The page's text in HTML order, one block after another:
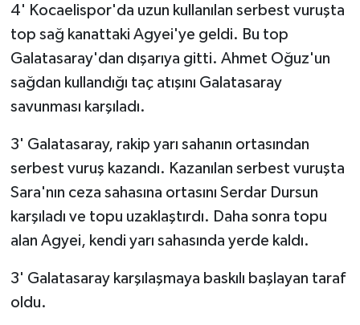
4' Kocaelispor'da uzun kullanılan serbest vuruşta
top sağ kanattaki Agyei'ye geldi. Bu top
Galatasaray'dan dışarıya gitti. Ahmet Oğuz'un
sağdan kullandığı taç atışını Galatasaray
savunması karşıladı.
3' Galatasaray, rakip yarı sahanın ortasından
serbest vuruş kazandı. Kazanılan serbest vuruşta
Sara'nın ceza sahasına ortasını Serdar Dursun
karşıladı ve topu uzaklaştırdı. Daha sonra topu
alan Agyei, kendi yarı sahasında yerde kaldı.
3' Galatasaray karşılaşmaya baskılı başlayan taraf
oldu.